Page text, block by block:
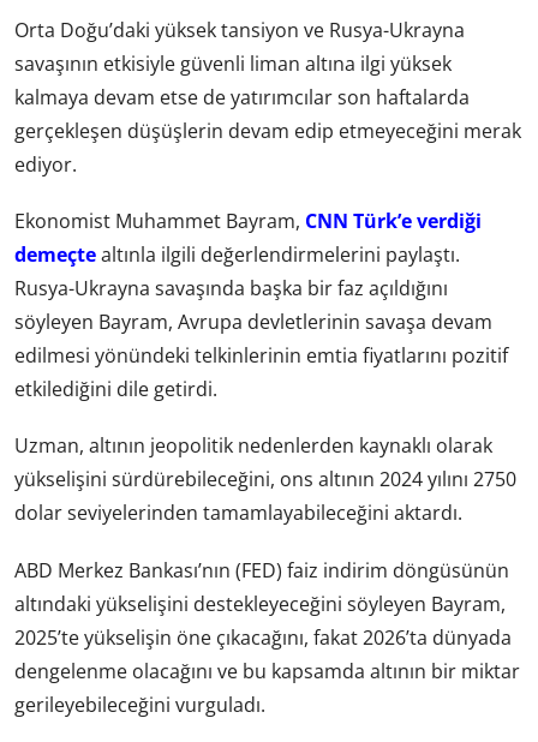
Orta Doğu’daki yüksek tansiyon ve Rusya-Ukrayna
savaşının etkisiyle güvenli liman altına ilgi yüksek
kalmaya devam etse de yatırımcılar son haftalarda
gerçekleşen düşüşlerin devam edip etmeyeceğini merak
ediyor.
Ekonomist Muhammet Bayram, CNN Türk’e verdiği
demeçtealtınla ilgili değerlendirmelerini paylaştı.
Rusya-Ukrayna savaşında başka bir faz açıldığını
söyleyen Bayram, Avrupa devletlerinin savaşa devam
edilmesi yönündeki telkinlerinin emtia fiyatlarını pozitif
etkilediğini dile getirdi.
Uzman, altının jeopolitik nedenlerden kaynaklı olarak
yükselişini sürdürebileceğini, ons altının 2024 yılını 2750
dolar seviyelerinden tamamlayabileceğini aktardı.
ABD Merkez Bankası’nın (FED) faiz indirim döngüsünün
altındaki yükselişini destekleyeceğini söyleyen Bayram,
2025’te yükselişin öne çıkacağını, fakat 2026’ta dünyada
dengelenme olacağını ve bu kapsamda altının bir miktar
gerileyebileceğini vurguladı.